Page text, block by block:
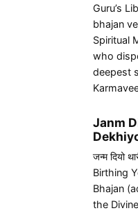
Guru’s
bhajan
Spiritual
who
deepest
Janm
जन्म दियो
Birthing
Bhajan
the